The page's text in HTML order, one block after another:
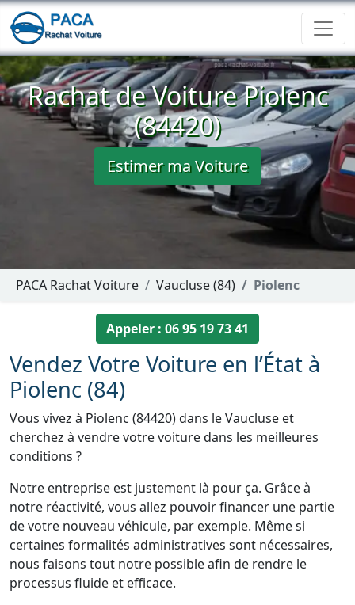
Rachat de Voiture Piolenc
(84420)
Estimer ma Voiture
PACA Rachat Voiture Vaucluse (84) Piolenc
Appeler : 06 95 19 73 41
Vendez Votre Voiture en l’État à
Piolenc (84)
Vous vivez à Piolenc (84420) dans le Vaucluse et
cherchez à vendre votre voiture dans les meilleures
conditions ?
Notre entreprise est justement là pour ça. Grâce à
notre réactivité, vous allez pouvoir financer une partie
de votre nouveau véhicule, par exemple. Même si
certaines formalités administratives sont nécessaires,
nous faisons tout notre possible afin de rendre le
processus fluide et efficace.